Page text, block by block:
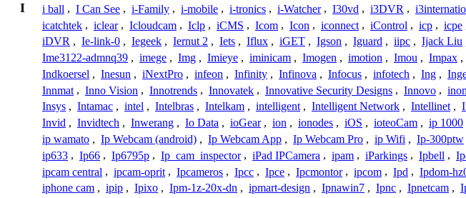
I i ball , I Can See , i-Family , i-mobile , i-tronics , i-Watcher , I30vd , i3DVR ,
icatchtek , iclear , Icloudcam , Iclp , iCMS , Icom , Icon , iconnect , iControl , icp , icpe
iDVR , Ie-link-0 , Iegeek , Iernut 2 , Iets , Iflux , iGET , Igson , Iguard , iipc , Ijack Liu
Ime3122-admnq39 , imege , Img , Imieye , iminicam , Imogen , imotion , Imou , Impax ,
Indkoersel , Inesun , iNextPro , infeon , Infinity , Infinova , Infocus , infotech , Ing ,
Innmat , Inno Vision , Innotrends , Innovatek , Innovative Security Designs , Innovo ,
Insys , Intamac , intel , Intelbras , Intelkam , intelligent , Intelligent Network , Intellinet ,
Invid , Invidtech , Inwerang , Io Data , ioGear , ion , ionodes , iOS , ioteoCam , ip 1000
ip wamato , Ip Webcam (android) , Ip Webcam App , Ip Webcam Pro , ip Wifi , Ip-300ptw
ip633 , Ip66 , Ip6795p , Ip_cam_inspector , iPad IPCamera , ipam , iParkings , Ipbell ,
ipcam central , ipcam-oprit , Ipcameros , Ipcc , Ipce , Ipcmontor , ipcom , Ipd , Ipdom-
iphone cam , ipip , Ipixo , Ipm-1z-20x-dn , ipmart-design , Ipnawin7 , Ipnc , Ipnetcam ,